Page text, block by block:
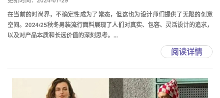
在当前的时尚界，不确定性成为了常态，但这也为设计师们提供了无限的创意
空间。2024/25秋冬男装流行面料展现了人们对真实、包容、灵活设计的追求，
以及对产品本质和长远价值的深刻思考。...
阅读详情